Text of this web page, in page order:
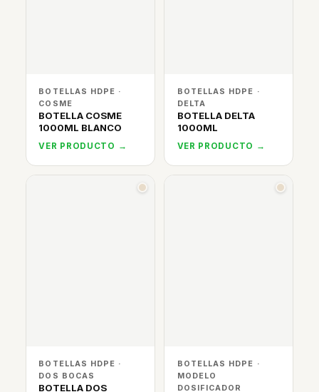
BOTELLAS HDPE ·
COSME
BOTELLA COSME
1000ML BLANCO
VER PRODUCTO →
BOTELLAS HDPE ·
DELTA
BOTELLA DELTA
1000ML
VER PRODUCTO →
BOTELLAS HDPE ·
DOS BOCAS
BOTELLA DOS
BOTELLAS HDPE ·
MODELO
DOSIFICADOR